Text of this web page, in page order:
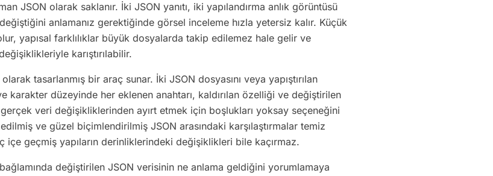
JSON olarak saklanır. İki JSON yanıtı, iki yapılandırma anlık görüntüsü
anlamanız gerektiğinde görsel inceleme hızla yetersiz kalır. Küçük
yapısal farklılıklar büyük dosyalarda takip edilemez hale gelir ve
karıştırılabilir.
tasarlanmış bir araç sunar. İki JSON dosyasını veya yapıştırılan
karakter düzeyinde her eklenen anahtarı, kaldırılan özelliği ve değiştirilen
veri değişikliklerinden ayırt etmek için boşlukları yoksay seçeneğini
ve güzel biçimlendirilmiş JSON arasındaki karşılaştırmalar temiz
içe geçmiş yapıların derinliklerindeki değişiklikleri bile kaçırmaz.
değiştirilen JSON verisinin ne anlama geldiğini yorumlamaya